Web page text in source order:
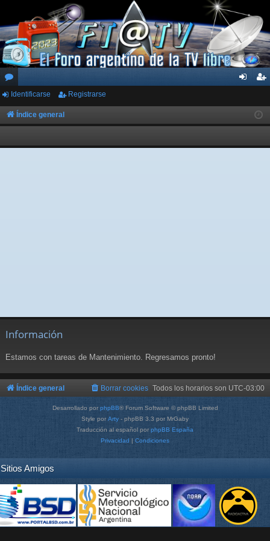
or
os
ar
ist
rs
Identificarse Registrarse
Índice general
Información
Estamos con tareas de Mantenimiento. Regresamos pronto!
Índice general Todos los horarios son UTC-03:00
Borrar cookies
Desarrollado por phpBB® Forum Software © phpBB Limited
Style por Arty - phpBB 3.3 por MrGaby
Traducción al español por phpBB España
Privacidad | Condiciones
Sitios Amigos